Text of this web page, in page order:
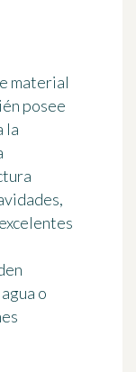
material
posee
la
o